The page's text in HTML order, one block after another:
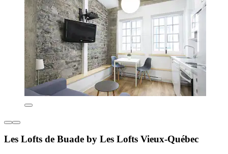
Les Lofts de Buade by Les Lofts Vieux-Québec